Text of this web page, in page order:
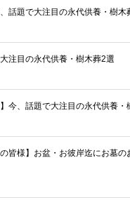
話題で大注目の永代供養・樹木
注目の永代供養・樹木葬2選
今、話題で大注目の永代供養・
皆様】お盆・お彼岸迄にお墓の